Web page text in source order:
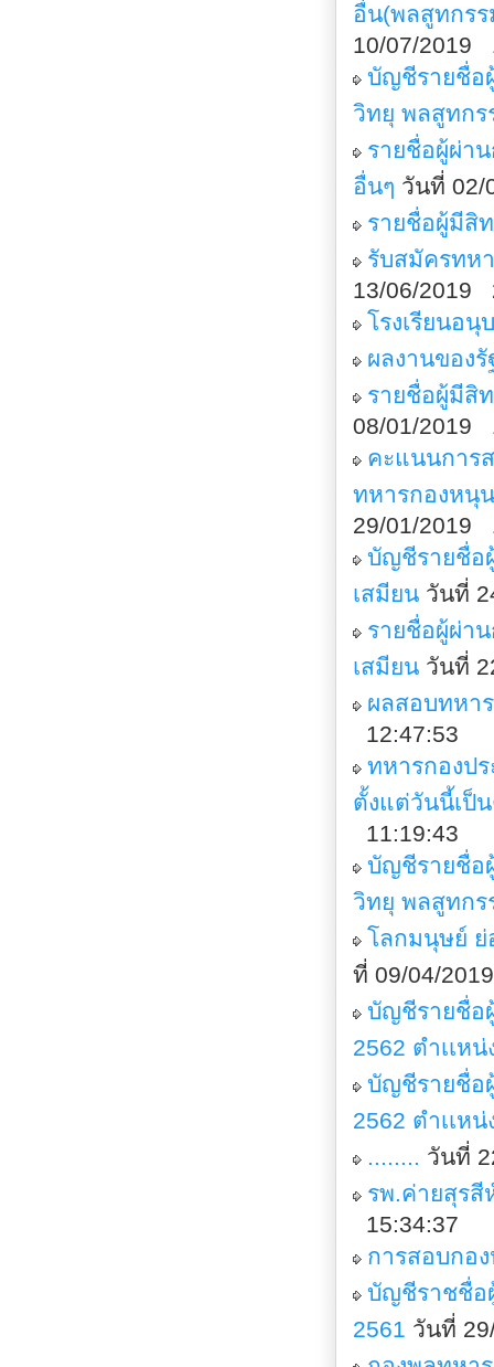
อื่น(พลสูทกร
10/07/2019
บัญชีรายชื่อ
วิทยุ พลสูทกร
รายชื่อผู้ผ่า
อื่นๆ วันที่ 02/
รายชื่อผู้มีสิ
รับสมัครทห
13/06/2019
โรงเรียนอ
ผลงานของ
รายชื่อผู้มีสิ
08/01/2019
คะแนนการ
ทหารกองหนุ
29/01/2019
บัญชีรายชื่อ
เสมียน วันที่
รายชื่อผู้ผ่า
เสมียน วันที่
ผลสอบทหา
12:47:53
ทหารกองป
ตั้งแต่วันนี้เป็
11:19:43
บัญชีรายชื่อ
วิทยุ พลสูทกร
โลกมนุษย์
ที่ 09/04/
บัญชีรายชื่อ
2562 ตำเเห
บัญชีรายชื่อ
2562 ตำเเห
........ วันที่
รพ.ค่ายสุรสี
15:34:37
การสอบกอ
บัญชีราชชื่อ
2561 วันที่